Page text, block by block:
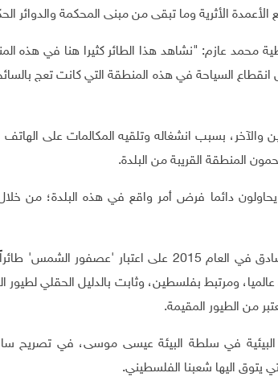
الأثرية وما تبقى من مبنى المحكمة والدوائر
محمد عازم: "نشاهد هذا الطائر كثيرا هنا في هذه
انقطاع السياحة في هذه المنطقة التي كانت تعج
والآخر، بسبب انشغاله وتلقيه المكالمات على
المنطقة القريبة من البلدة.
دائما فرض أمر واقع في هذه البلدة؛ من خلال
وكان مجلس الوزراء قد صادق في العام 2015 على
ومرتبط بفلسطين، وثابت بالدليل الحقلي
من الطيور المقيمة.
البيئية في سلطة البيئة عيسى موسى، في تصريح
يتوق اليها شعبنا الفلسطيني.